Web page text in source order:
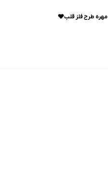
مهره طرح فلز قلب🩶